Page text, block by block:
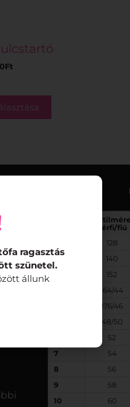
Ft
Férfi/fiú
128
140
152
164/44
176/46
48/50
52
7
54
8
56
9
58
10
60
ragasztás
szünetel.
állunk